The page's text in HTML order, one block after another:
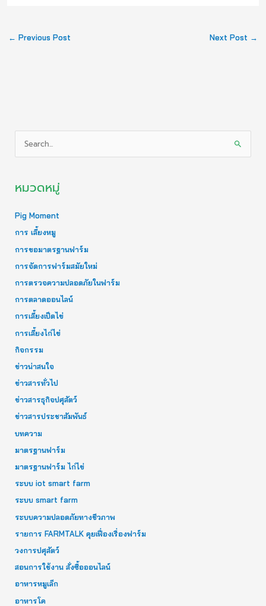
← Previous Post Next Post →
e
r
h
f
o
r
:
หมวดหมู่
Pig Moment
การ เลี้ยงหมู
การขอมาตรฐานฟาร์ม
การจัดการฟาร์มสมัยใหม่
การตรวจความปลอดภัยในฟาร์ม
การตลาดออนไลน์
การเลี้ยงเป็ดไข่
การเลี้ยงไก่ไข่
กิจกรรม
ข่าวน่าสนใจ
ข่าวสารทั่วไป
ข่าวสารธุกิจปศุสัตว์
ข่าวสารประชาสัมพันธ์
บทความ
มาตรฐานฟาร์ม
มาตรฐานฟาร์ม ไก่ไข่
ระบบ iot smart farm
ระบบ smart farm
ระบบความปลอดภัยทางชีวภาพ
รายการ FARMTALK คุยเฟื่องเรื่องฟาร์ม
วงการปศุสัตว์
สอนการใช้งาน สั่งซื้อออนไลน์
อาหารหมูเล็ก
อาหารโค